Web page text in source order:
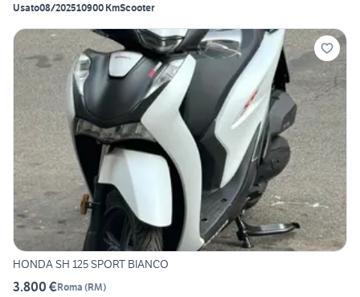
Usato08/202510900 KmScooter
HONDA SH 125 SPORT BIANCO
3.800 €Roma (RM)